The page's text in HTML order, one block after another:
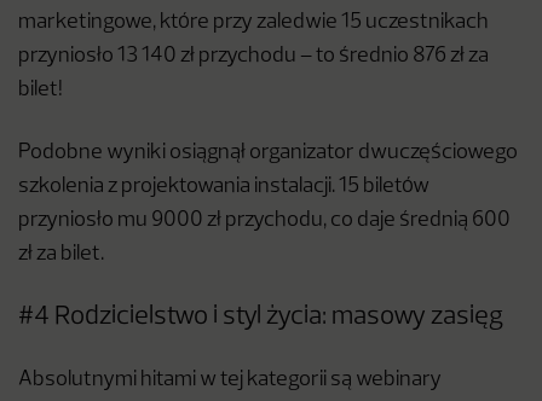
marketingowe, które przy zaledwie 15 uczestnikach
przyniosło 13 140 zł przychodu – to średnio 876 zł za
bilet!
Podobne wyniki osiągnął organizator dwuczęściowego
szkolenia z projektowania instalacji. 15 biletów
przyniosło mu 9000 zł przychodu, co daje średnią 600
zł za bilet.
#4 Rodzicielstwo i styl życia: masowy zasięg
Absolutnymi hitami w tej kategorii są webinary